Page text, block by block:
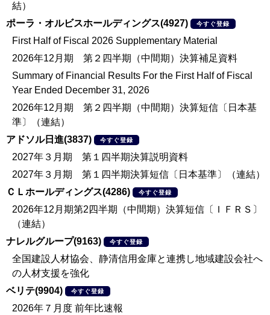
結）
ポーラ・オルビスホールディングス(4927)
今すぐ登録
First Half of Fiscal 2026 Supplementary Material
2026年12月期 第２四半期（中間期）決算補足資料
Summary of Financial Results For the First Half of Fiscal
Year Ended December 31, 2026
2026年12月期 第２四半期（中間期）決算短信〔日本基
準〕（連結）
アドソル日進(3837)
今すぐ登録
2027年３月期 第１四半期決算説明資料
2027年３月期 第１四半期決算短信〔日本基準〕（連結）
ＣＬホールディングス(4286)
今すぐ登録
2026年12月期第2四半期（中間期）決算短信〔ＩＦＲＳ〕
（連結）
ナレルグループ(9163)
今すぐ登録
全国建設人材協会、静清信用金庫と連携し地域建設会社へ
の人材支援を強化
ベリテ(9904)
今すぐ登録
2026年７月度 前年比速報